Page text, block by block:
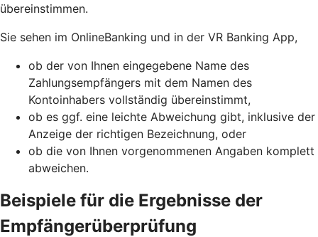
übereinstimmen.
Sie sehen im OnlineBanking und in der VR Banking App,
ob der von Ihnen eingegebene Name des
Zahlungsempfängers mit dem Namen des
Kontoinhabers vollständig übereinstimmt,
ob es ggf. eine leichte Abweichung gibt, inklusive der
Anzeige der richtigen Bezeichnung, oder
ob die von Ihnen vorgenommenen Angaben komplett
abweichen.
Beispiele für die Ergebnisse der
Empfängerüberprüfung